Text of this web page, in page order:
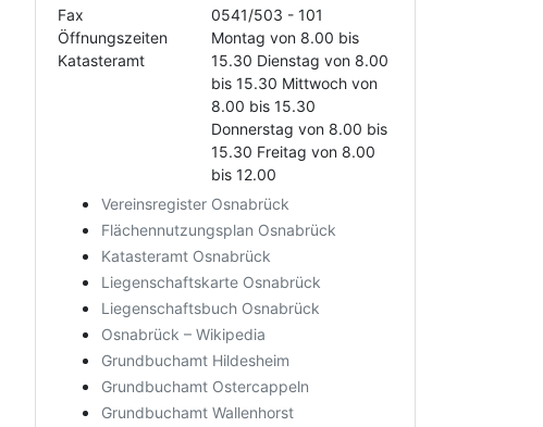
Fax
0541/503 - 101
Öffnungszeiten
Katasteramt
Montag von 8.00 bis
15.30 Dienstag von 8.00
bis 15.30 Mittwoch von
8.00 bis 15.30
Donnerstag von 8.00 bis
15.30 Freitag von 8.00
bis 12.00
Vereinsregister Osnabrück
Flächennutzungsplan Osnabrück
Katasteramt Osnabrück
Liegenschaftskarte Osnabrück
Liegenschaftsbuch Osnabrück
Osnabrück – Wikipedia
Grundbuchamt Hildesheim
Grundbuchamt Ostercappeln
Grundbuchamt Wallenhorst